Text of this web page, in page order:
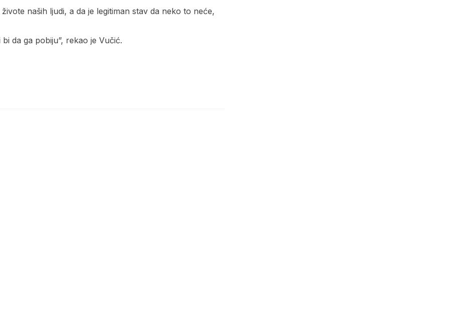
naših ljudi, a da je legitiman stav da neko to neće,
da ga pobiju”, rekao je Vučić.